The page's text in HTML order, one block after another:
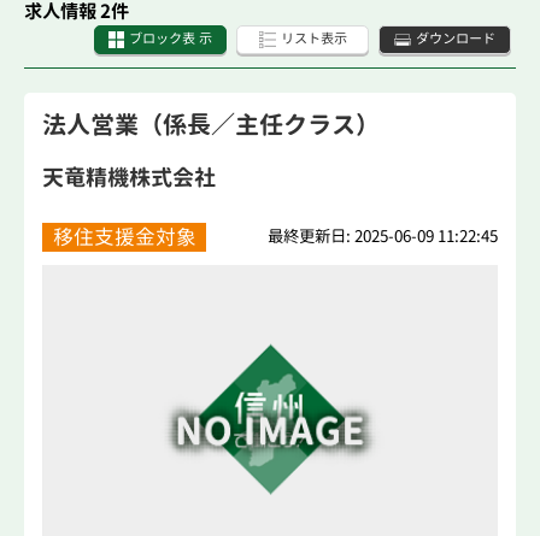
求人情報 2件
ブロック表 示 リスト表示 ダウンロード
法人営業（係長／主任クラス）
天竜精機株式会社
移住支援金対象 最終更新日: 2025-06-09 11:22:45